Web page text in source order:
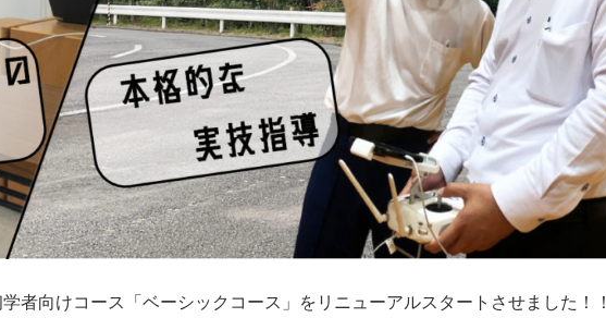
者向けコース「ベーシックコース」をリニューアルスタートさせました！！